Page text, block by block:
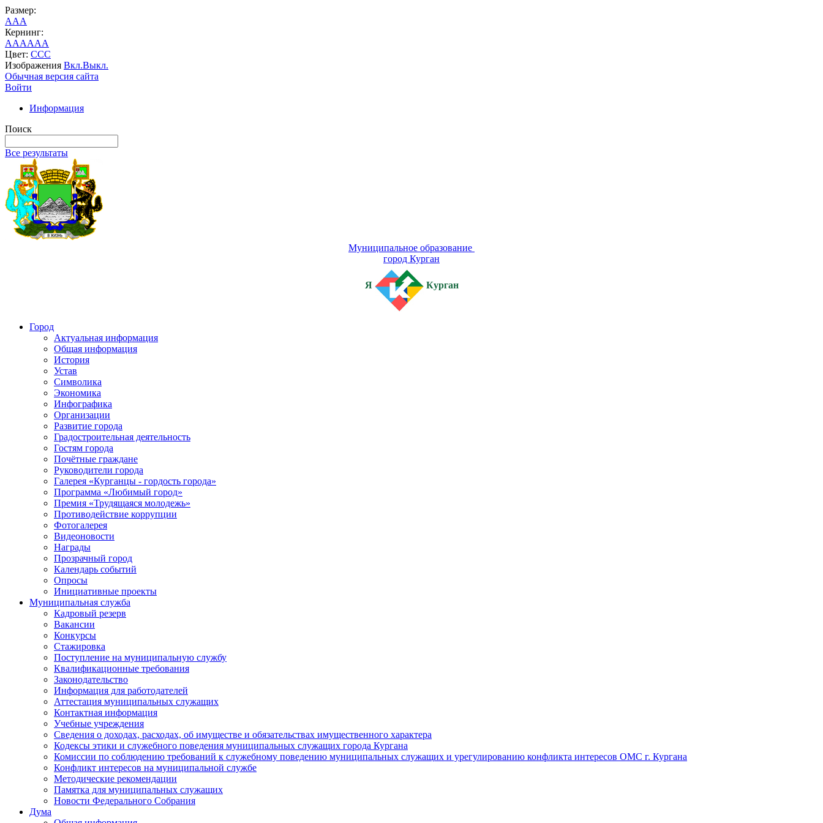
Размер:
AAA
Кернинг:
AAAAAA
Цвет: CCC
Изображения Вкл.Выкл.
Обычная версия сайта
Войти
Информация
Поиск
Все результаты
Муниципальное образование
город Курган
Я Курган
Город
Актуальная информация
Общая информация
История
Устав
Символика
Экономика
Инфографика
Организации
Развитие города
Градостроительная деятельность
Гостям города
Почётные граждане
Руководители города
Галерея «Курганцы - гордость города»
Программа «Любимый город»
Премия «Трудящаяся молодежь»
Противодействие коррупции
Фотогалерея
Видеоновости
Награды
Прозрачный город
Календарь событий
Опросы
Инициативные проекты
Муниципальная служба
Кадровый резерв
Вакансии
Конкурсы
Стажировка
Поступление на муниципальную службу
Квалификационные требования
Законодательство
Информация для работодателей
Аттестация муниципальных служащих
Контактная информация
Учебные учреждения
Сведения о доходах, расходах, об имуществе и обязательствах имущественного характера
Кодексы этики и служебного поведения муниципальных служащих города Кургана
Комиссии по соблюдению требований к служебному поведению муниципальных служащих и урегулированию конфликта интересов ОМС г. Кургана
Конфликт интересов на муниципальной службе
Методические рекомендации
Памятка для муниципальных служащих
Новости Федерального Cобрания
Дума